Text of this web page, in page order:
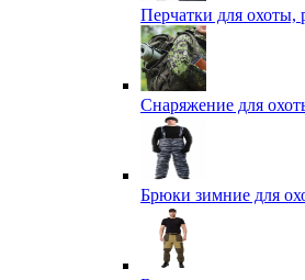
Перчатки для охоты,
Снаряжение для
Брюки зимние для